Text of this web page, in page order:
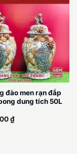
đào men rạn đắp
dung tích 50L
₫